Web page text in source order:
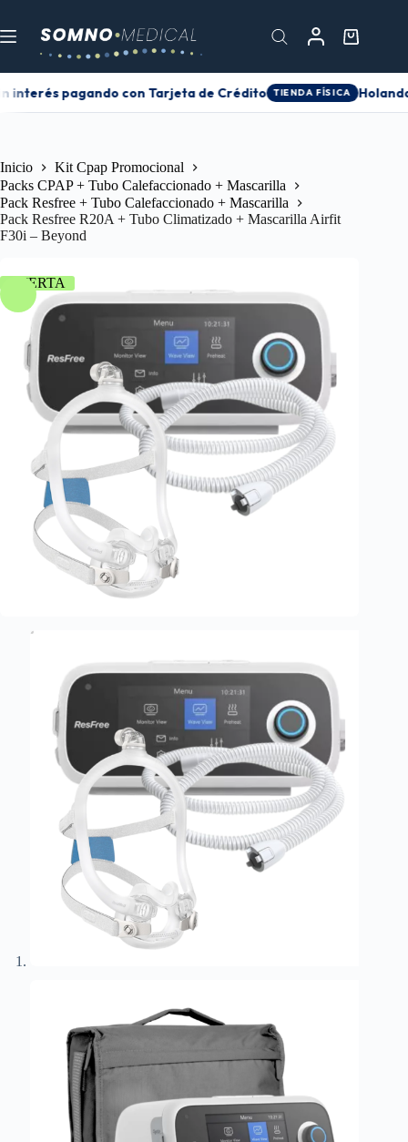
interés pagando con Tarjeta de Crédito TIENDA FÍSICA
Inicio
Kit Cpap Promocional
Packs CPAP + Tubo Calefaccionado + Mascarilla
Pack Resfree + Tubo Calefaccionado + Mascarilla
Pack Resfree R20A + Tubo Climatizado + Mascarilla Airfit
F30i – Beyond
OFERTA